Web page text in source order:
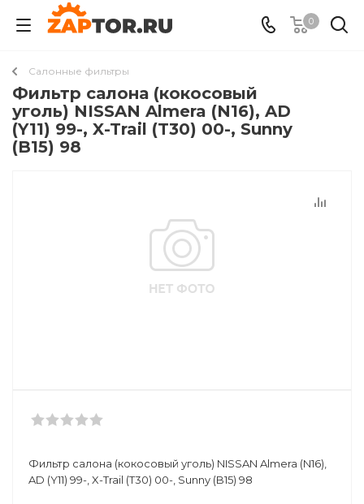
0
Салонные фильтры
Фильтр салона (кокосовый
уголь) NISSAN Almera (N16), AD
(Y11) 99-, X-Trail (T30) 00-, Sunny
(B15) 98
Фильтр салона (кокосовый уголь) NISSAN Almera (N16),
AD (Y11) 99-, X-Trail (T30) 00-, Sunny (B15) 98